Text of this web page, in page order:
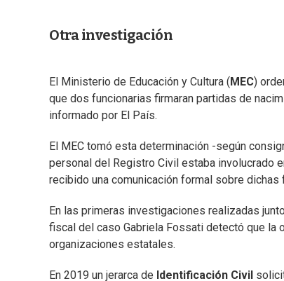
Otra investigación
El Ministerio de Educación y Cultura ( MEC)
que dos funcionarias firmaran partidas de
informado por El País.
El MEC tomó esta determinación -según
personal del Registro Civil estaba involucrado
recibido una comunicación formal sobre dichas
En las primeras investigaciones realizadas
fiscal del caso Gabriela Fossati detectó que la
organizaciones estatales.
En 2019 un jerarca de Identificación Civil